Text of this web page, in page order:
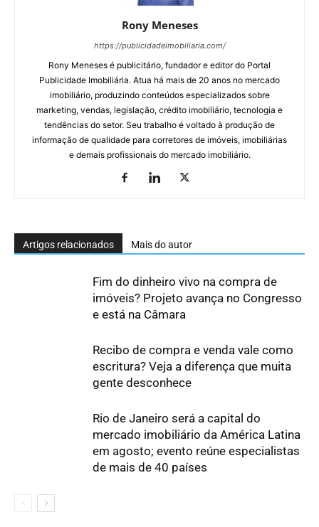
Rony Meneses
https://publicidadeimobiliaria.com/
Rony Meneses é publicitário, fundador e editor do Portal
Publicidade Imobiliária. Atua há mais de 20 anos no mercado
imobiliário, produzindo conteúdos especializados sobre
marketing, vendas, legislação, crédito imobiliário, tecnologia e
tendências do setor. Seu trabalho é voltado à produção de
informação de qualidade para corretores de imóveis, imobiliárias
e demais profissionais do mercado imobiliário.
Artigos relacionados Mais do autor
Fim do dinheiro vivo na compra de
imóveis? Projeto avança no Congresso
e está na Câmara
Recibo de compra e venda vale como
escritura? Veja a diferença que muita
gente desconhece
Rio de Janeiro será a capital do
mercado imobiliário da América Latina
em agosto; evento reúne especialistas
de mais de 40 países